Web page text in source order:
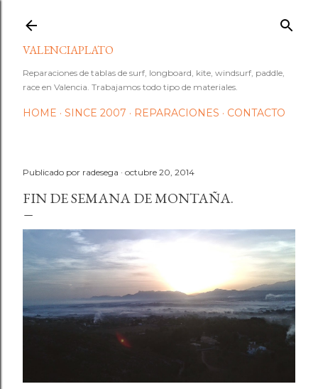
VALENCIAPLATO
Reparaciones de tablas de surf, longboard, kite, windsurf, paddle,
race en Valencia. Trabajamos todo tipo de materiales.
HOME SINCE 2007 REPARACIONES CONTACTO
Publicado por radesega octubre 20, 2014
FIN DE SEMANA DE MONTAÑA.